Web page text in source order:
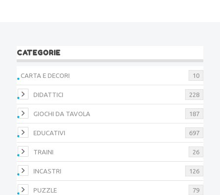
CATEGORIE
CARTA E DECORI 10
DIDATTICI 228
GIOCHI DA TAVOLA 187
EDUCATIVI 697
TRAINI 26
INCASTRI 126
PUZZLE 79